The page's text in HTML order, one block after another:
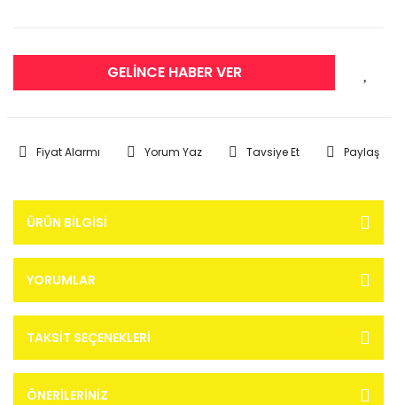
GELİNCE HABER VER
Fiyat Alarmı Yorum Yaz Tavsiye Et Paylaş
ÜRÜN BILGISI
YORUMLAR
TAKSIT SEÇENEKLERI
ÖNERILERINIZ